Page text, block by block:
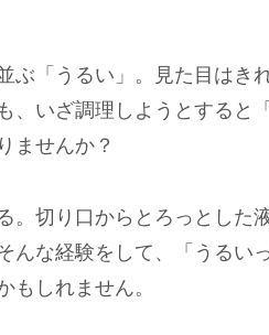
ぶ「うるい」。見た目はき
、いざ調理しようとすると
ませんか？
。切り口からとろっとした
な経験をして、「うるい
もしれません。